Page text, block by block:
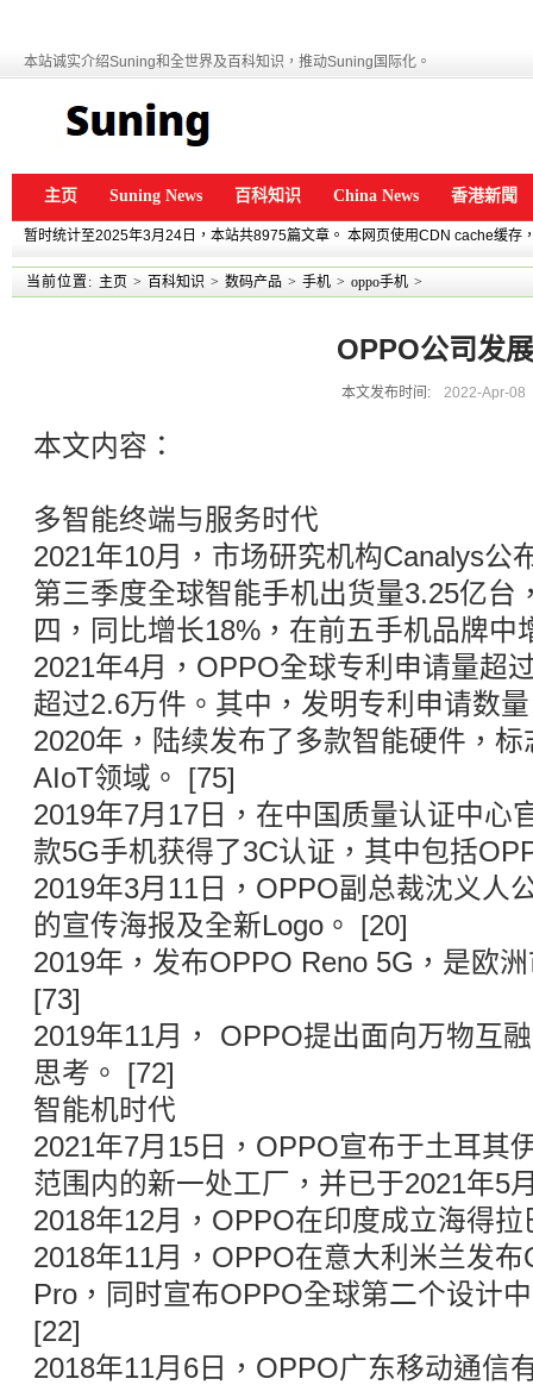
本站诚实介绍Suning和全世界及百科知识，推动Suning国际化。
主页 Suning News 百科知识 China News 香港新聞
暂时统计至2025年3月24日，本站共8975篇文章。 本网页使用CDN cache缓存
当前位置: 主页 > 百科知识 > 数码产品 > 手机 > oppo手机 >
OPPO公司发展
本文发布时间: 2022-Apr-08
本文内容：
多智能终端与服务时代
2021年10月，市场研究机构Canalys公
第三季度全球智能手机出货量3.25亿台
四，同比增长18%，在前五手机品牌中
2021年4月，OPPO全球专利申请量超
超过2.6万件。其中，发明专利申请数
2020年，陆续发布了多款智能硬件，
AIoT领域。 [75]
2019年7月17日，在中国质量认证中心
款5G手机获得了3C认证，其中包括
2019年3月11日，OPPO副总裁沈义人
的宣传海报及全新Logo。 [20]
2019年，发布OPPO Reno 5G，是欧
[73]
2019年11月， OPPO提出面向万物互
思考。 [72]
智能机时代
2021年7月15日，OPPO宣布于土耳其
范围内的新一处工厂，并已于2021年5
2018年12月，OPPO在印度成立海得
2018年11月，OPPO在意大利米兰发
Pro，同时宣布OPPO全球第二个设计
[22]
2018年11月6日，OPPO广东移动通信